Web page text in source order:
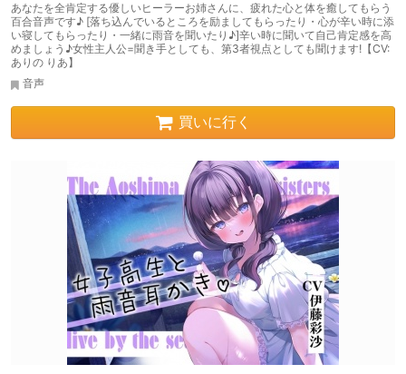
あなたを全肯定する優しいヒーラーお姉さんに、疲れた心と体を癒してもらう
百合音声です♪ [落ち込んでいるところを励ましてもらったり・心が辛い時に添
い寝してもらったり・一緒に雨音を聞いたり♪]辛い時に聞いて自己肯定感を高
めましょう♪女性主人公=聞き手としても、第3者視点としても聞けます!【CV:
ありの りあ】
音声
買いに行く